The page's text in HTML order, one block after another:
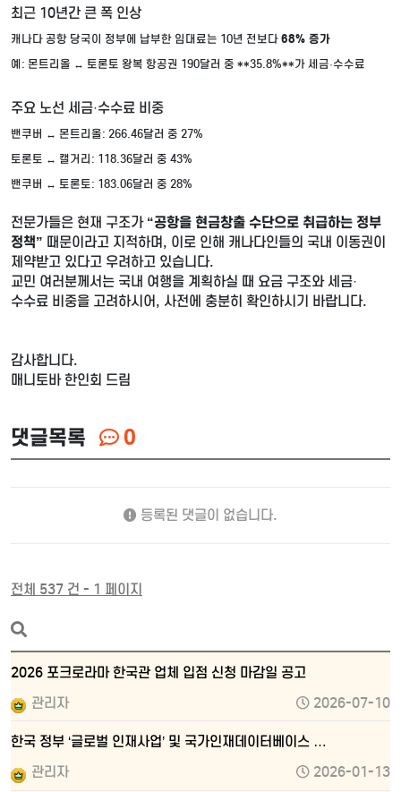
최근 10년간 큰 폭 인상
캐나다 공항 당국이 정부에 납부한 임대료는 10년 전보다 68% 증가
예: 몬트리올 ↔ 토론토 왕복 항공권 190달러 중 **35.8%**가 세금·수수료
주요 노선 세금·수수료 비중
밴쿠버 ↔ 몬트리올: 266.46달러 중 27%
토론토 ↔ 캘거리: 118.36달러 중 43%
밴쿠버 ↔ 토론토: 183.06달러 중 28%
전문가들은 현재 구조가 “공항을 현금창출 수단으로 취급하는 정부
정책” 때문이라고 지적하며, 이로 인해 캐나다인들의 국내 이동권이
제약받고 있다고 우려하고 있습니다.
교민 여러분께서는 국내 여행을 계획하실 때 요금 구조와 세금·
수수료 비중을 고려하시어, 사전에 충분히 확인하시기 바랍니다.
감사합니다.
매니토바 한인회 드림
댓글목록 0
등록된 댓글이 없습니다.
전체 537 건 - 1 페이지
2026 포크로라마 한국관 업체 입점 신청 마감일 공고
관리자
2026-07-10
한국 정부 ‘글로벌 인재사업’ 및 국가인재데이터베이스 …
관리자
2026-01-13